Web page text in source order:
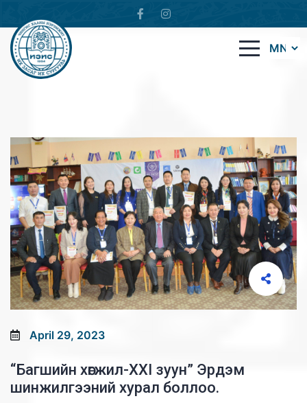
April 29, 2023
“Багшийн хөгжил-XXI зуун” Эрдэм
шинжилгээний хурал боллоо.